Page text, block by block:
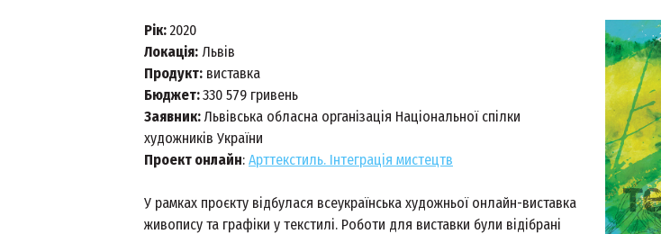
Рік: 2020
Локація: Львів
Продукт: виставка
Бюджет:330 579 гривень
Заявник:Львівська обласна організація Національної спілки
художників України
Проект онлайн: Арттекстиль. Інтеграція мистецтв
У рамках проєкту відбулася всеукраїнська художньої онлайн-виставка
живопису та графіки у текстилі. Роботи для виставки були відібрані